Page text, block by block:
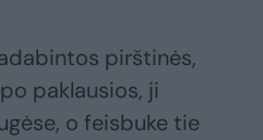
pirštinės,
paklausios, ji
o feisbuke tie